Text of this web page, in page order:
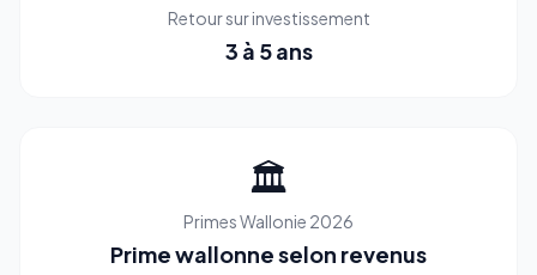
Retour sur investissement
3 à 5 ans
🏛️
Primes Wallonie 2026
Prime wallonne selon revenus